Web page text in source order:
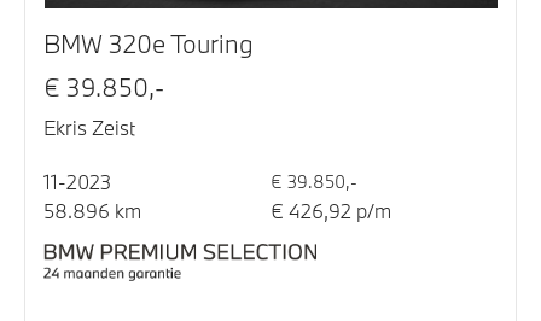
BMW 320e Touring
€ 39.850,-
Ekris Zeist
11-2023 € 39.850,-
58.896 km € 426,92 p/m